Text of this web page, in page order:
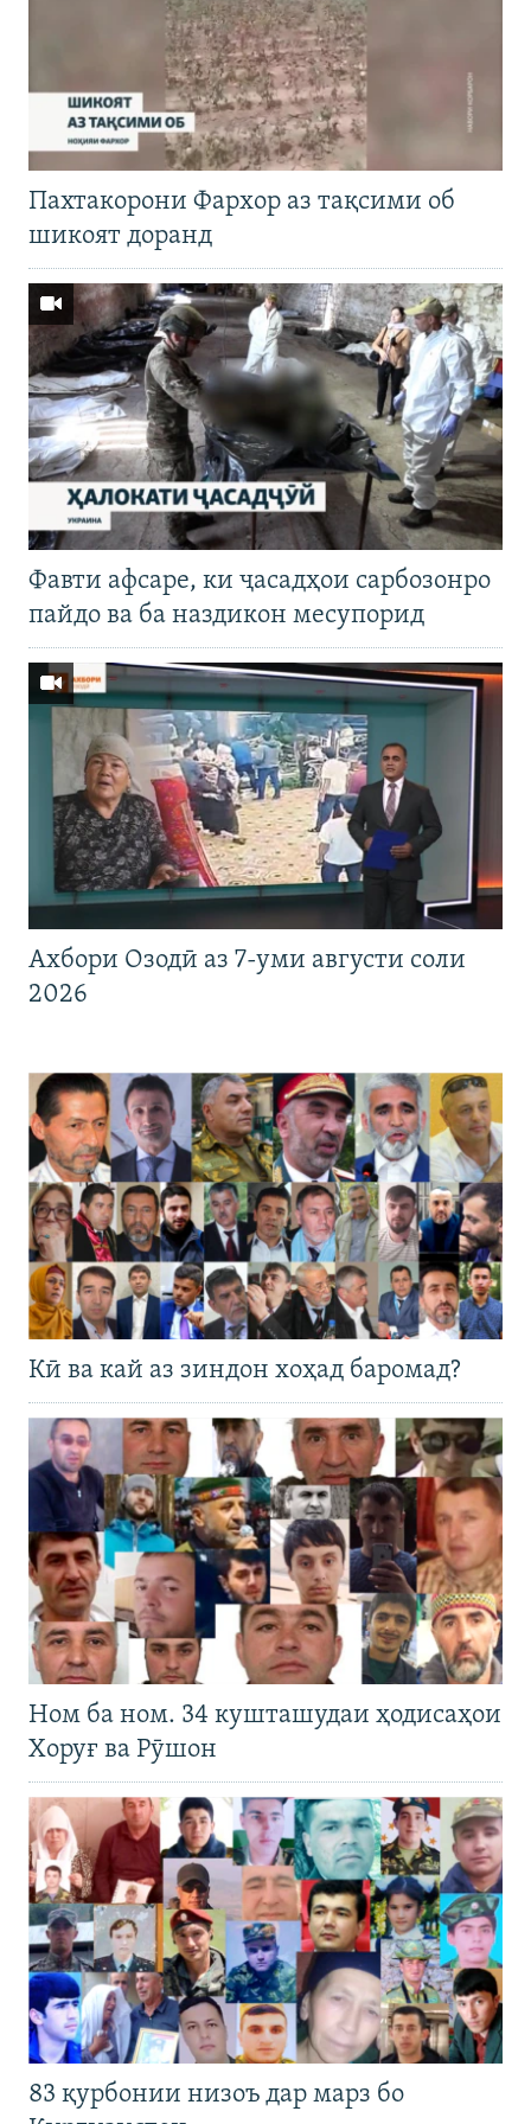
Пахтакорони Фархор аз тақсими об
шикоят доранд
Фавти афсаре, ки ҷасадҳои сарбозонро
пайдо ва ба наздикон месупорид
Ахбори Озодӣ аз 7-уми августи соли
2026
Кӣ ва кай аз зиндон хоҳад баромад?
Ном ба ном. 34 кушташудаи ҳодисаҳои
Хоруғ ва Рӯшон
83 қурбонии низоъ дар марз бо